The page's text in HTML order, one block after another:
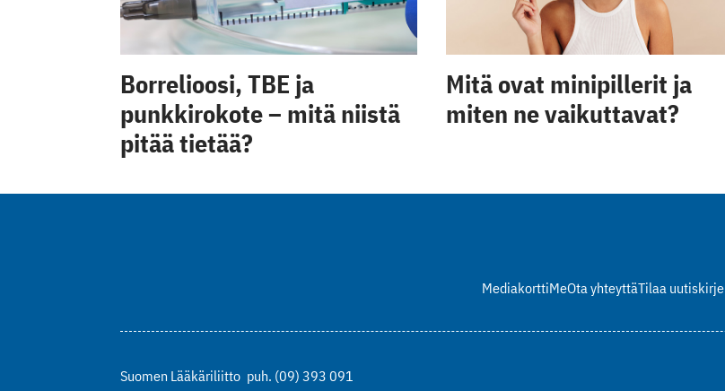
Borrelioosi, TBE ja
punkkirokote – mitä niistä
pitää tietää?
Mitä ovat minipillerit ja
miten ne vaikuttavat?
MediakorttiMeOta yhteyttäTilaa uutiskirje
Suomen Lääkäriliitto puh. (09) 393 091